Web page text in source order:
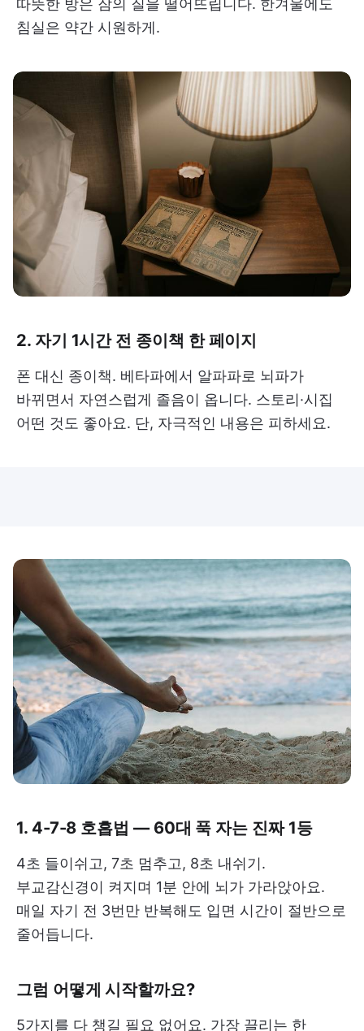
따뜻한 방은 잠의 질을 떨어뜨립니다. 한겨울에도
침실은 약간 시원하게.
2. 자기 1시간 전 종이책 한 페이지
폰 대신 종이책. 베타파에서 알파파로 뇌파가
바뀌면서 자연스럽게 졸음이 옵니다. 스토리·시집
어떤 것도 좋아요. 단, 자극적인 내용은 피하세요.
1. 4-7-8 호흡법 — 60대 푹 자는 진짜 1등
4초 들이쉬고, 7초 멈추고, 8초 내쉬기.
부교감신경이 켜지며 1분 안에 뇌가 가라앉아요.
매일 자기 전 3번만 반복해도 입면 시간이 절반으로
줄어듭니다.
그럼 어떻게 시작할까요?
5가지를 다 챙길 필요 없어요. 가장 끌리는 한